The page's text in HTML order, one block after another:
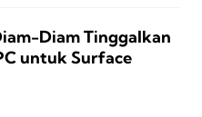
Diam Tinggalkan
untuk Surface